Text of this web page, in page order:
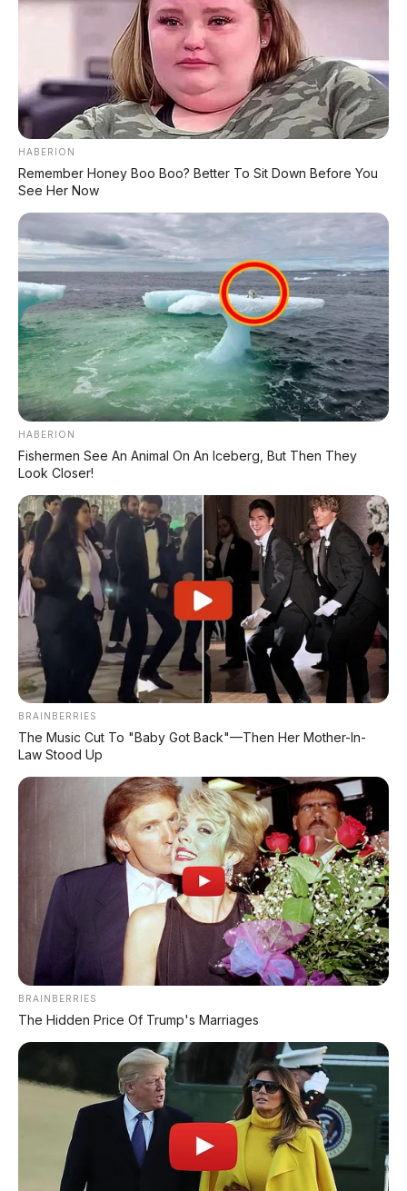
🏔️ Jetour Traveler 8
SUV off-road dengan desain kotak
tangguh
🚀 Chery Tiggo V: Masa
Depan Mobilitas Keluarga?
Chery Tiggo V adalah
terobosan berani
di segmen SUV keluarga. Dengan
kemampuan berubah menjadi MPV dan
pickup, mobil ini menawarkan
fleksibilitas yang belum pernah ada
sebelumnya. Bayangkan: satu mobil
bisa dipakai untuk antar jemput anak
sekolah (SUV), jalan-jalan sekeluarga
(MPV), sekaligus angkut barang ke
pasar atau camping (pickup).
Tentu ada harga yang harus dibayar:
diprediksi mahal danproses
transformasi mungkin ribet . Tapi
untuk keluarga yang aktif dan butuh
satu kendaraan serba bisa, Tiggo V
adalah solusi yang sangat menarik.
Kesimpulan Ghibah:Tiggo V adalah
mobil transformator beneran, bukan
cuma robot mainan. Buat yang bosan
dengan SUV itu-itu aja dan butuh
fleksibilitas maksimal,mobil ini layak
ditunggu!Sayangnya masih harus
sabar hingga 2027. 🚙🛻
📑 Info Lengkap Seputar Otomotif
dari AP Motor:
🔋 Info Mobil Listrik
⚡ Info Motor Listrik
🏍️ Info Motor Honda
🏍️ Info Motor Yamaha
🏍️ Info Motor Suzuki
HABERION
Remember Honey Boo Boo? Better To Sit Down Before You
See Her Now
HABERION
Fishermen See An Animal On An Iceberg, But Then They
Look Closer!
BRAINBERRIES
The Music Cut To "Baby Got Back"—Then Her Mother-In-
Law Stood Up
BRAINBERRIES
The Hidden Price Of Trump's Marriages